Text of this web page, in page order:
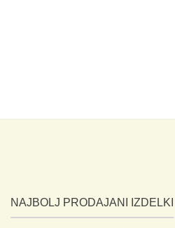
NAJBOLJ PRODAJANI IZDELKI